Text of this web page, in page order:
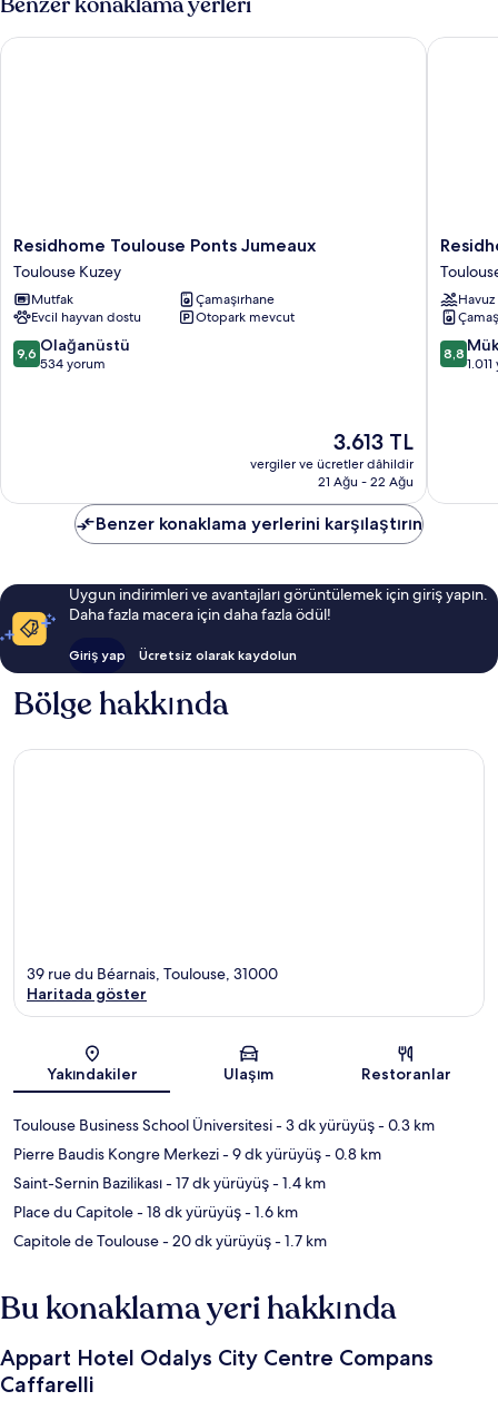
Residhome
Toulouse
Ponts
Jumeaux
Toulouse
Kuzey
Residhome Toulouse Ponts Jumeaux
Toulouse Kuzey
Mutfak
Çamaşırhane
Evcil hayvan dostu
Otopark mevcut
10
üzerinden
9,6 Olağanüstü
534 yorum
Güncel
fiyat:
3.613 TL
3.613 TL
vergiler ve ücretler dâhildir
21 Ağu - 22 Ağu
Residhome Toulouse Ponts Jumeaux
Sol
Yaka
Havuz
10
8,8
Benzer konaklama yerlerini karşılaştırın
Uygun indirimleri ve avantajları görüntülemek için giriş yapın.
Daha fazla macera için daha fazla ödül!
Giriş yap Ücretsiz olarak kaydolun
Bölge hakkında
Harita
39 rue du Béarnais, Toulouse, 31000
Haritada göster
Yakındakiler Ulaşım Restoranlar
Toulouse Business School Üniversitesi- 3 dk yürüyüş- 0.3 km
Pierre Baudis Kongre Merkezi- 9 dk yürüyüş- 0.8 km
Saint-Sernin Bazilikası- 17 dk yürüyüş- 1.4 km
Place du Capitole- 18 dk yürüyüş- 1.6 km
Capitole de Toulouse- 20 dk yürüyüş- 1.7 km
Bu konaklama yeri hakkında
Appart Hotel Odalys City Centre Compans
Caffarelli